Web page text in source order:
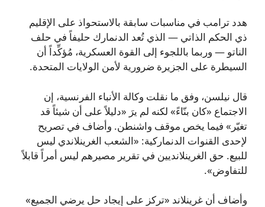
هدد ترامب في مناسبات سابقة بالاستحواذ على الإقليم
ذي الحكم الذاتي — الذي تُعد الدنمارك حليفاً في حلف
الناتو — وربما باللجوء إلى القوة العسكرية، مُؤكِّداً أن
السيطرة على الجزيرة ضرورية لأمن الولايات المتحدة.
قال نيلسن، وفق ما نقلت وكالة الأنباء الفرنسية، إن
الاجتماع «كان بنّاءً» لكنه لم يرَ «دليلاً على أن شيئاً قد
تغيّر» فيما يخص موقف واشنطن. وأضاف في تصريح
لإحدى القنوات الدنماركية: «الشعب الغرينلاندي ليس
للبيع. حق الغرينلانديين في تقرير مصيرهم ليس أمراً قابلاً
للتفاوض».
وأضاف أن غرينلاند «تركز على إيجاد حل يرضي الجميع»